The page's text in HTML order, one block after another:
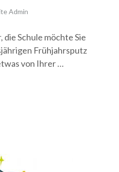
Admin
die Schule möchte Sie
Frühjahrsputz
von Ihrer …